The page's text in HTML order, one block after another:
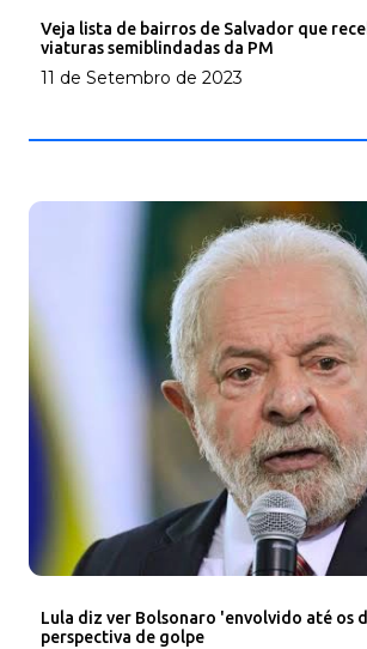
Veja lista de bairros de Salvador que
viaturas semiblindadas da PM
11 de Setembro de 2023
Lula diz ver Bolsonaro 'envolvido até os
perspectiva de golpe